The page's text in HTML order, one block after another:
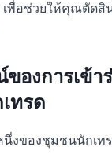
เพื่อช่วยให้คุณตัดสิน
ของการเข้า
ทรด
นึ่งของชุมชนนักเท